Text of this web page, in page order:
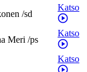
/sd
Katso
Meri /ps
Katso
Katso